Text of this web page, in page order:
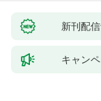
新刊配
キャン